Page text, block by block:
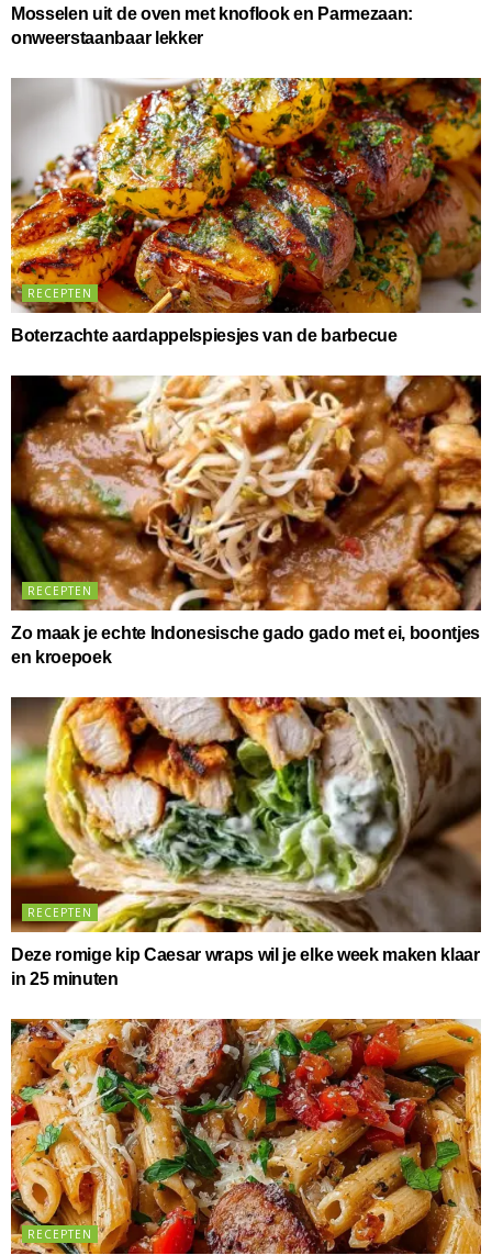
Mosselen uit de oven met knoflook en Parmezaan:
onweerstaanbaar lekker
RECEPTEN
Boterzachte aardappelspiesjes van de barbecue
RECEPTEN
Zo maak je echte Indonesische gado gado met ei, boontjes
en kroepoek
RECEPTEN
Deze romige kip Caesar wraps wil je elke week maken klaar
in 25 minuten
RECEPTEN